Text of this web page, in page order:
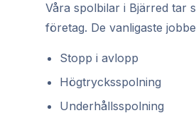
Våra spolbilar i Bjärred tar
företag. De vanligaste
Stopp i avlopp
Högtrycksspolning
Underhållsspolning